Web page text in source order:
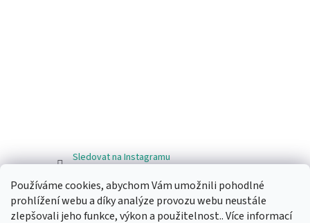
Používáme cookies, abychom Vám umožnili pohodlné
prohlížení webu a díky analýze provozu webu neustále
zlepšovali jeho funkce, výkon a použitelnost.. Více informací
Sledovat na Instagramu
Facebook